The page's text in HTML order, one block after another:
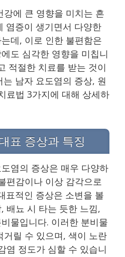
강에 큰 영향을 미치는 흔
염증이 생기면서 다양한
데, 이로 인한 불편함은
도 심각한 영향을 미칩니
적절한 치료를 받는 것이
남자 요도염의 증상, 원
료법 3가지에 대해 상세하
표 증상과 특징
염의 증상은 매우 다양하
편감이나 이상 감각으로
표적인 증상은 소변을 볼
배뇨 시 타는 듯한 느낌,
물입니다. 이러한 분비물
거릴 수 있으며, 색이 노란
염 정도가 심할 수 있습니